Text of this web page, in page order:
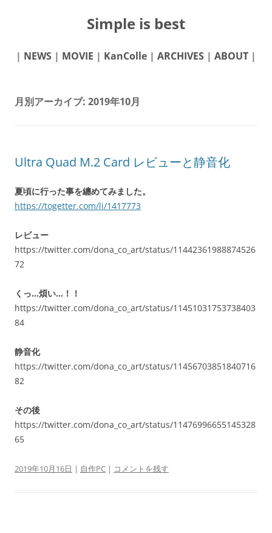
Simple is best
| NEWS | MOVIE | KanColle | ARCHIVES | ABOUT |
月別アーカイブ: 2019年10月
Ultra Quad M.2 Card レビューと静音化
夏頃に行った事を纏めてみました。
https://togetter.com/li/1417773
レビュー
https://twitter.com/dona_co_art/status/11442361988874526
72
くっ…煩い…！！
https://twitter.com/dona_co_art/status/11451031753738403
84
静音化
https://twitter.com/dona_co_art/status/11456703851840716
82
その後
https://twitter.com/dona_co_art/status/11476996655145328
65
2019年10月16日 | 自作PC | コメントを残す